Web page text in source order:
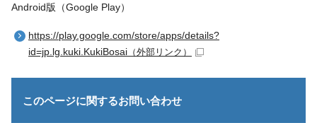
Android版（Google Play）
https://play.google.com/store/apps/details?
id=jp.lg.kuki.KukiBosai （外部リンク）
このページに関するお問い合わせ